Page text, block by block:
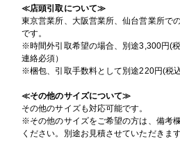
≪店頭引取について≫
東京営業所、大阪営業所、仙台営業所で
です。
※時間外引取希望の場合、別途3,300円(
連絡必須）
※梱包、引取手数料として別途220円(税
≪その他のサイズについて≫
その他のサイズも対応可能です。
※その他のサイズをご希望の方は、備考
ください。別途お見積させていただきます